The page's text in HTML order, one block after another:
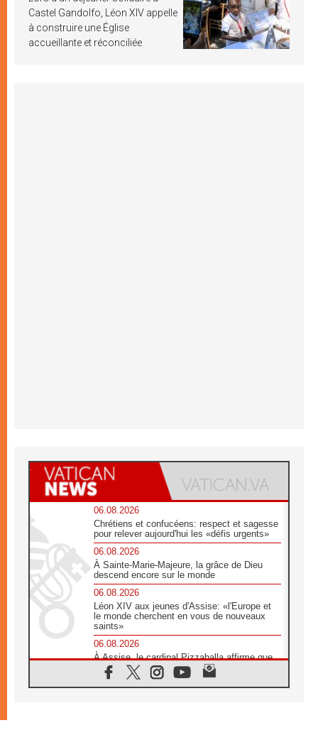
Castel Gandolfo, Léon XIV appelle
à construire une Église
accueillante et réconciliée
06.08.2026
Chrétiens et confucéens: respect et sagesse
pour relever aujourd'hui les «défis urgents»
06.08.2026
À Sainte-Marie-Majeure, la grâce de Dieu
descend encore sur le monde
06.08.2026
Léon XIV aux jeunes d'Assise: «l'Europe et
le monde cherchent en vous de nouveaux
saints»
06.08.2026
À Assise, le cardinal Pizzaballa affirme que
«les chrétiens veulent la paix»
06.08.2026